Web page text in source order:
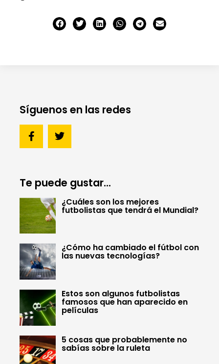
Síguenos en las redes
Te puede gustar...
¿Cuáles son los mejores
futbolistas que tendrá el Mundial?
¿Cómo ha cambiado el fútbol con
las nuevas tecnologías?
Estos son algunos futbolistas
famosos que han aparecido en
películas
5 cosas que probablemente no
sabías sobre la ruleta